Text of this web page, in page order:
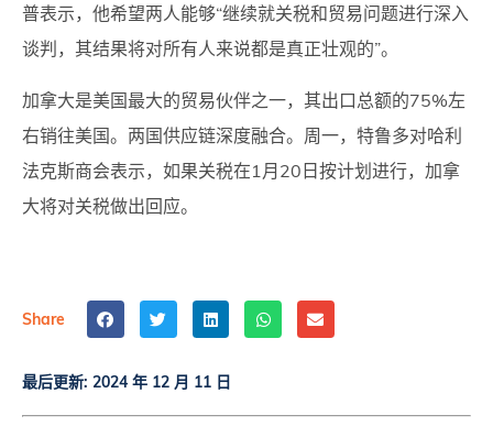
普表示，他希望两人能够“继续就关税和贸易问题进行深入
谈判，其结果将对所有人来说都是真正壮观的”。
加拿大是美国最大的贸易伙伴之一，其出口总额的75%左
右销往美国。两国供应链深度融合。周一，特鲁多对哈利
法克斯商会表示，如果关税在1月20日按计划进行，加拿
大将对关税做出回应。
Share
最后更新: 2024 年 12 月 11 日